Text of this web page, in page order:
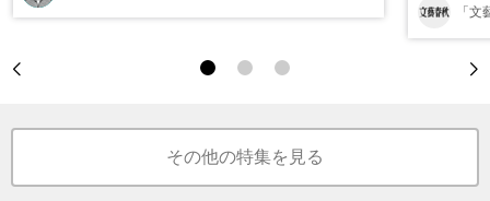
「
その他の特集を見る